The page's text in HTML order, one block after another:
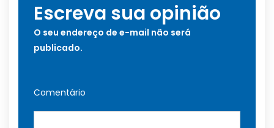
Escreva sua opinião
O seu endereço de e-mail não será
publicado.
Comentário